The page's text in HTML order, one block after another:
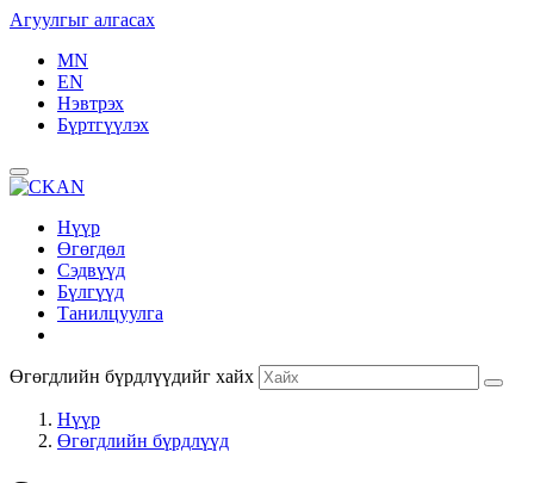
Агуулгыг алгасах
MN
EN
Нэвтрэх
Бүртгүүлэх
Нүүр
Өгөгдөл
Сэдвүүд
Бүлгүүд
Танилцуулга
Өгөгдлийн бүрдлүүдийг хайх
Нүүр
Өгөгдлийн бүрдлүүд